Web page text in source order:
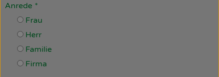
Rezepte
Anrede *
Frau
Herr
Familie
Firma